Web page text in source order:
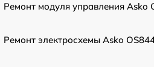
Ремонт модуля управления Asko
Ремонт электросхемы Asko